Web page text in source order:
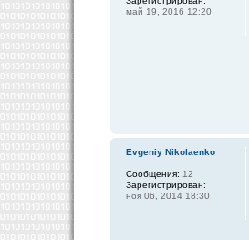
май 19, 2016 12:20
Evgeniy Nikolaenko
Сообщения: 12
Зарегистрирован:
ноя 06, 2014 18:30